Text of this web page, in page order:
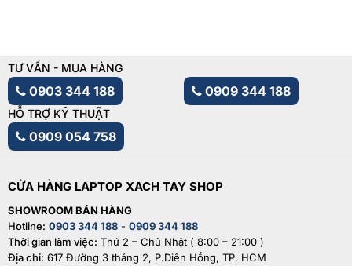
TƯ VẤN - MUA HÀNG
0903 344 188 0909 344 188
HỖ TRỢ KỸ THUẬT
0909 054 758
CỬA HÀNG LAPTOP XACH TAY SHOP
SHOWROOM BÁN HÀNG
Hotline: 0903 344 188 - 0909 344 188
Thời gian làm việc: Thứ 2 – Chủ Nhật ( 8:00 – 21:00 )
Địa chỉ: 617 Đường 3 tháng 2, P.Diên Hồng, TP. HCM